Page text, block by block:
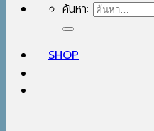
ค้นหา:
SHOP